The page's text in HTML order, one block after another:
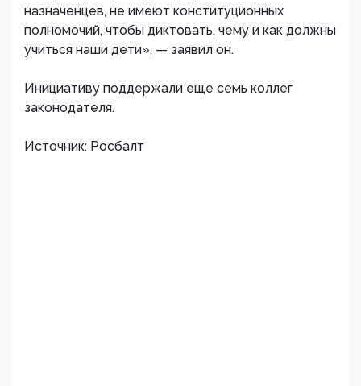
назначенцев, не имеют конституционных
полномочий, чтобы диктовать, чему и как должны
учиться наши дети», — заявил он.
Инициативу поддержали еще семь коллег
законодателя.
Источник: Росбалт